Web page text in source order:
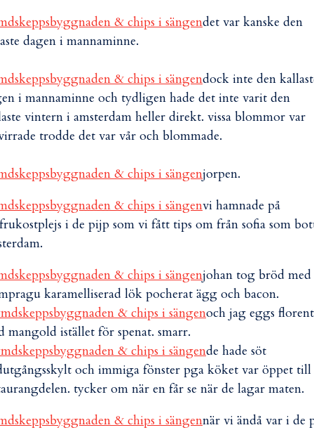
det var kanske den
dagen i mannaminne.
dock inte den
i mannaminne och tydligen hade det inte varit den
vintern i amsterdam heller direkt. vissa blommor var
trodde det var vår och blommade.
jorpen.
vi hamnade på
i de pijp som vi fått tips om från sofia som
johan tog bröd med
karamelliserad lök pocherat ägg och bacon.
och jag eggs
mangold istället för spenat. smarr.
de hade söt
och immiga fönster pga köket var öppet till
tycker om när en får se när de lagar maten.
när vi ändå var i de